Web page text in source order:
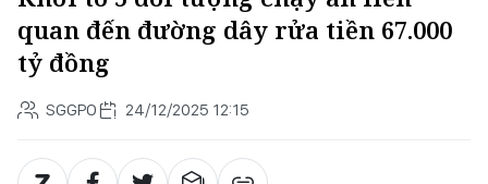
quan đến đường dây rửa tiền 67.000
tỷ đồng
SGGPO 24/12/2025 12:15